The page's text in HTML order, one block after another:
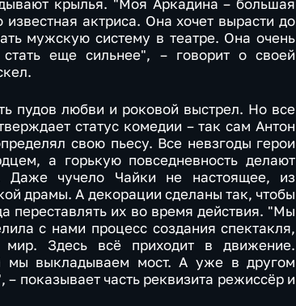
крылья. "Моя Аркадина – большая
известная актриса. Она хочет вырасти до
мужскую систему в театре. Она очень
еще сильнее", – говорит о своей
пудов любви и роковой выстрел. Но все
статус комедии – так сам Антон
свою пьесу. Все невзгоды герои
а горькую повседневность делают
Даже чучело Чайки не настоящее, из
драмы. А декорации сделаны так, чтобы
переставлять их во время действия. "Мы
с нами процесс создания спектакля,
мир. Здесь всё приходит в движение.
мы выкладываем мост. А уже в другом
– показывает часть реквизита режиссёр и